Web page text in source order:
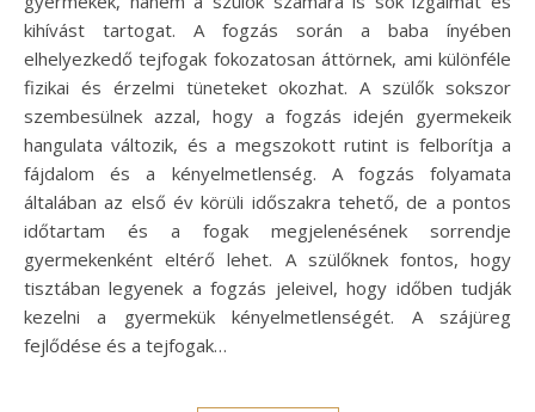
kihívást tartogat. A fogzás során a baba ínyében
elhelyezkedő tejfogak fokozatosan áttörnek, ami különféle
fizikai és érzelmi tüneteket okozhat. A szülők sokszor
szembesülnek azzal, hogy a fogzás idején gyermekeik
hangulata változik, és a megszokott rutint is felborítja a
fájdalom és a kényelmetlenség. A fogzás folyamata
általában az első év körüli időszakra tehető, de a pontos
időtartam és a fogak megjelenésének sorrendje
gyermekenként eltérő lehet. A szülőknek fontos, hogy
tisztában legyenek a fogzás jeleivel, hogy időben tudják
kezelni a gyermekük kényelmetlenségét. A szájüreg
fejlődése és a tejfogak…